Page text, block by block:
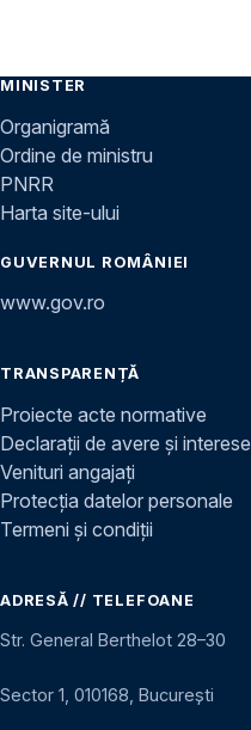
MINISTER
Organigramă
Ordine de ministru
PNRR
Harta site-ului
GUVERNUL ROMÂNIEI
www.gov.ro
TRANSPARENȚĂ
Proiecte acte normative
Declarații de avere și interese
Venituri angajați
Protecția datelor personale
Termeni și condiții
ADRESĂ // TELEFOANE
Str. General Berthelot 28–30
Sector 1, 010168, București